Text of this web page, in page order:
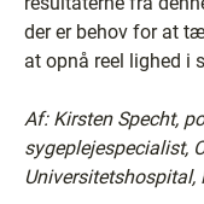
der er behov for at
at opnå reel lighed i
Af: Kirsten Specht,
sygeplejespecialist,
Universitetshospital,